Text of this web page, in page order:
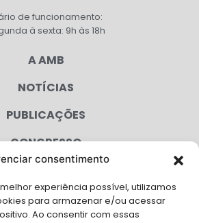
consentimento
experiência possível, utilizamos
para armazenar e/ou acessar
Ao consentir com essas
de funcionamento:
à sexta: 9h às 18h
A AMB
NOTÍCIAS
PUBLICAÇÕES
CONGRESSO
CAMPANHAS